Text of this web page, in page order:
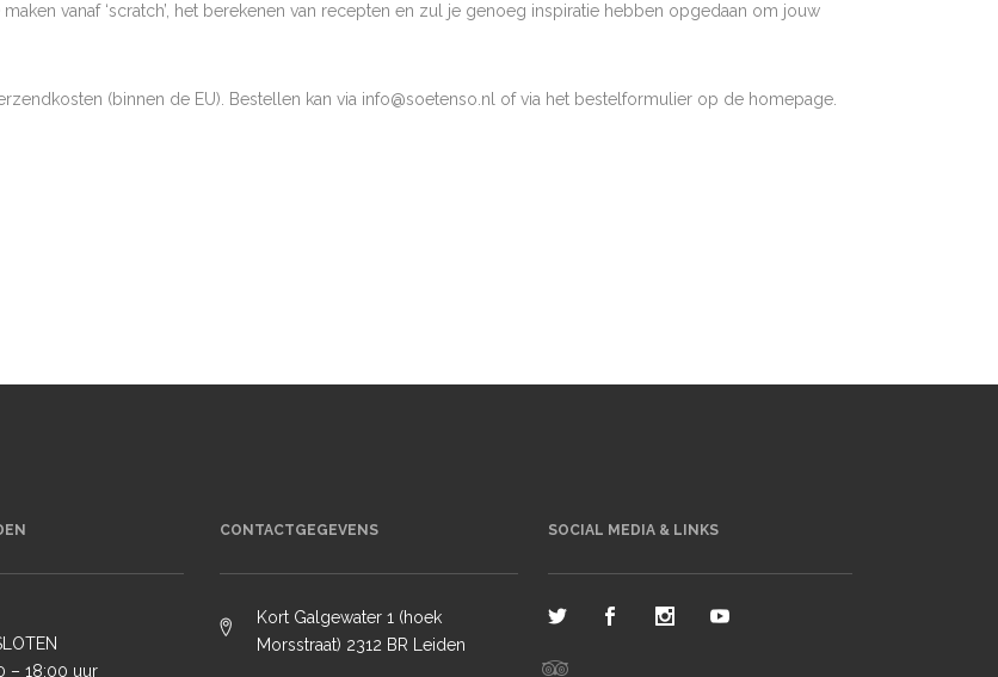
vanaf ‘scratch’, het berekenen van recepten en zul je genoeg inspiratie hebben opgedaan om jouw
(binnen de EU). Bestellen kan via info@soetenso.nl of via het bestelformulier op de homepage.
– 18:00 uur
CONTACTGEGEVENS
Kort Galgewater 1 (hoek
Morsstraat) 2312 BR Leiden
SOCIAL MEDIA & LINKS